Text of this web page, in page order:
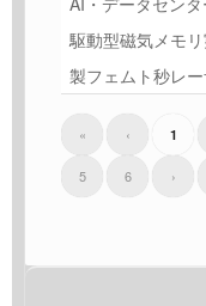
駆動型磁気メモ
製フェムト秒レ
« ‹ 1
5 6 ›